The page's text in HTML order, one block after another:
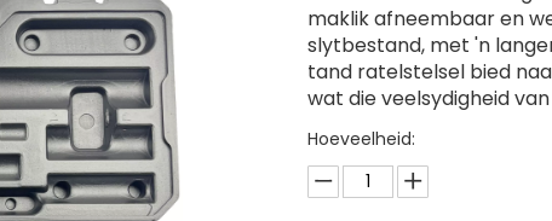
maklik afneembaar en
slytbestand, met 'n
tand ratelstelsel bied
wat die veelsydigheid
Hoeveelheid: